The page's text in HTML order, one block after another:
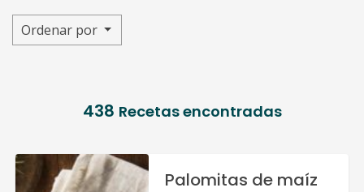
Ordenar por
438 Recetas encontradas
Palomitas de maíz